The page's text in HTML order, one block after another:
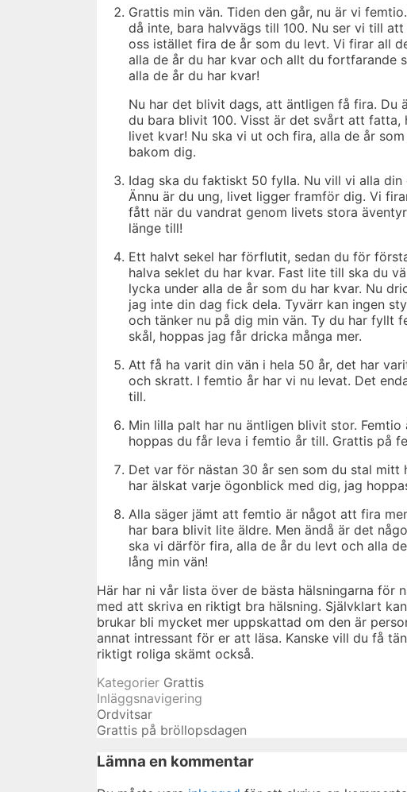
Grattis min vän. Tiden den går, nu är vi
då inte, bara halvvägs till 100. Nu ser vi till
oss istället fira de år som du levt. Vi firar all
alla de år du har kvar och allt du fortfarande
alla de år du har kvar!
Nu har det blivit dags, att äntligen få fira. Du
du bara blivit 100. Visst är det svårt att fatta,
livet kvar! Nu ska vi ut och fira, alla de år
bakom dig.
Idag ska du faktiskt 50 fylla. Nu vill vi alla
Ännu är du ung, livet ligger framför dig. Vi
fått när du vandrat genom livets stora
länge till!
Ett halvt sekel har förflutit, sedan du för
halva seklet du har kvar. Fast lite till ska du
lycka under alla de år som du har kvar. Nu
jag inte din dag fick dela. Tyvärr kan ingen
och tänker nu på dig min vän. Ty du har fyllt
skål, hoppas jag får dricka många mer.
Att få ha varit din vän i hela 50 år, det har
och skratt. I femtio år har vi nu levat. Det
till.
Min lilla palt har nu äntligen blivit stor.
hoppas du får leva i femtio år till. Grattis på
Det var för nästan 30 år sen som du stal
har älskat varje ögonblick med dig, jag
Alla säger jämt att femtio är något att fira
har bara blivit lite äldre. Men ändå är det
ska vi därför fira, alla de år du levt och alla
lång min vän!
Här har ni vår lista över de bästa hälsningarna för
med att skriva en riktigt bra hälsning. Självklart
brukar bli mycket mer uppskattad om den är
annat intressant för er att läsa. Kanske vill du få
riktigt roliga skämt också.
Kategorier Grattis
Inläggsnavigering
Ordvitsar
Grattis på bröllopsdagen
Lämna en kommentar